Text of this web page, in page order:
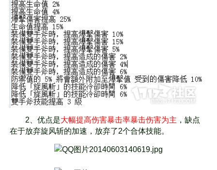
2、优点是大幅提高伤害暴击率暴击伤害为主 ，缺点
在于放弃旋风斩的加速，放弃了2个合体技能。